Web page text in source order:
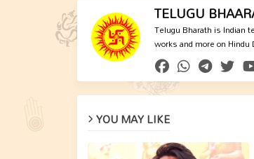
TELUGU
Telugu Bharath is Indian
works and more on Hindu
YOU MAY LIKE